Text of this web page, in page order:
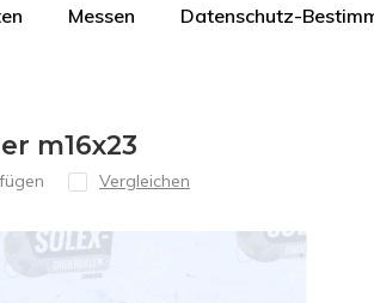
Messen Datenschutz-
m16x23
Vergleichen